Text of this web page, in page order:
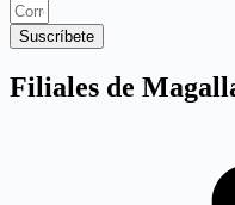
Suscríbete
Filiales de